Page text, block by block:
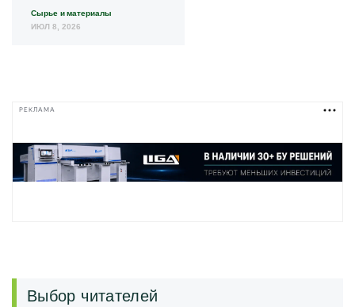
Сырье и материалы
ИЮЛ 8, 2026
РЕКЛАМА
Выбор читателей